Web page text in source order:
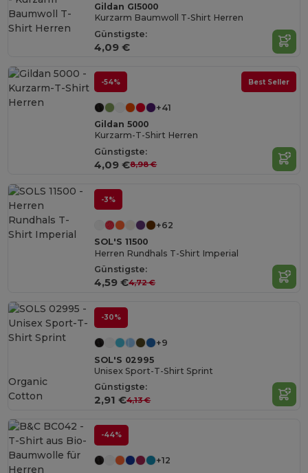
Gildan GI5000
Kurzarm Baumwoll T-Shirt Herren
Günstigste:
4,09 €
-54% Best Seller
+41
Gildan 5000
Kurzarm-T-Shirt Herren
Günstigste:
4,09 €8,98 €
-3%
+62
SOL'S 11500
Herren Rundhals T-Shirt Imperial
Günstigste:
4,59 €4,72 €
-30%
+9
SOL'S 02995
Unisex Sport-T-Shirt Sprint
Günstigste:
2,91 €4,13 €
Organic
Cotton
-44%
+12